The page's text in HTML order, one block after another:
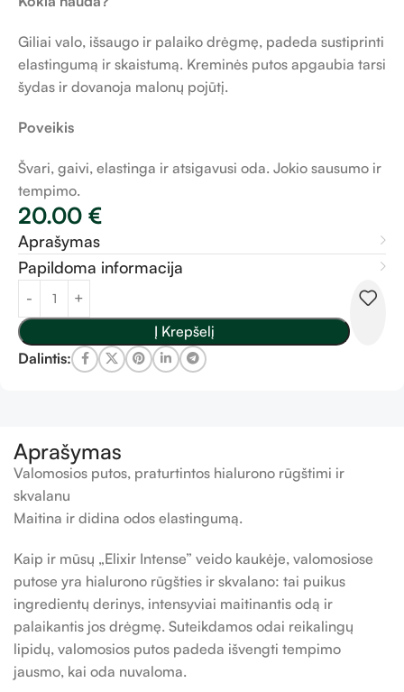
Giliai valo, išsaugo ir palaiko drėgmę, padeda sustiprinti
elastingumą ir skaistumą. Kreminės putos apgaubia tarsi
šydas ir dovanoja malonų pojūtį.
Poveikis
Švari, gaivi, elastinga ir atsigavusi oda. Jokio sausumo ir
tempimo.
20.00 €
Aprašymas
Papildoma informacija
Į Krepšelį
Dalintis:
Aprašymas
Valomosios putos, praturtintos hialurono rūgštimi ir
skvalanu
Maitina ir didina odos elastingumą.
Kaip ir mūsų „Elixir Intense” veido kaukėje, valomosiose
putose yra hialurono rūgšties ir skvalano: tai puikus
ingredientų derinys, intensyviai maitinantis odą ir
palaikantis jos drėgmę. Suteikdamos odai reikalingų
lipidų, valomosios putos padeda išvengti tempimo
jausmo, kai oda nuvaloma.